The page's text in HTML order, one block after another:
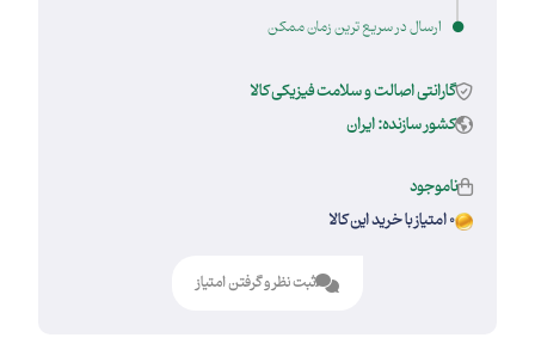
ارسال در سریع ترین زمان ممکن
گارانتی اصالت و سلامت فیزیکی کالا
کشور سازنده: ایران
ناموجود
0 امتیاز با خرید این کالا
ثبت نظر و گرفتن امتیاز